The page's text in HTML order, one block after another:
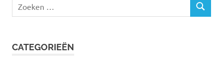
naar:
ZOEKEN
CATEGORIEËN